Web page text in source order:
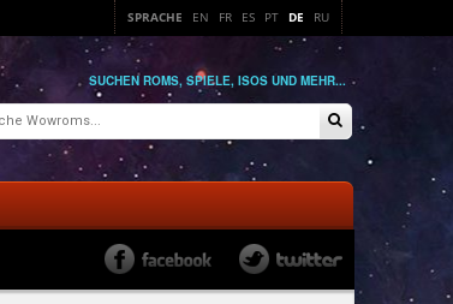
SPRACHE EN FR ES PT DE RU
SUCHEN ROMS, SPIELE, ISOS UND MEHR...